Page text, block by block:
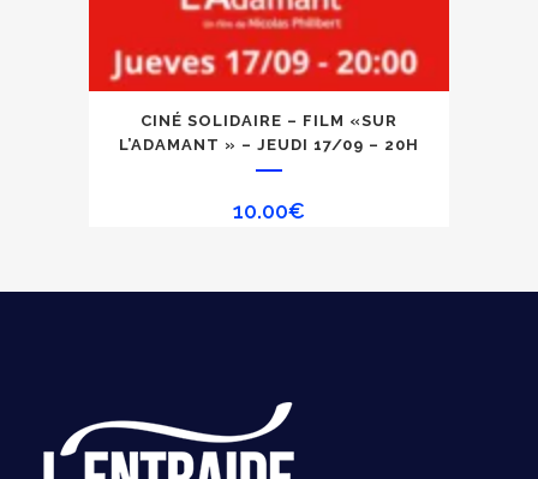
CINÉ SOLIDAIRE – FILM «SUR
L’ADAMANT » – JEUDI 17/09 – 20H
10.00€